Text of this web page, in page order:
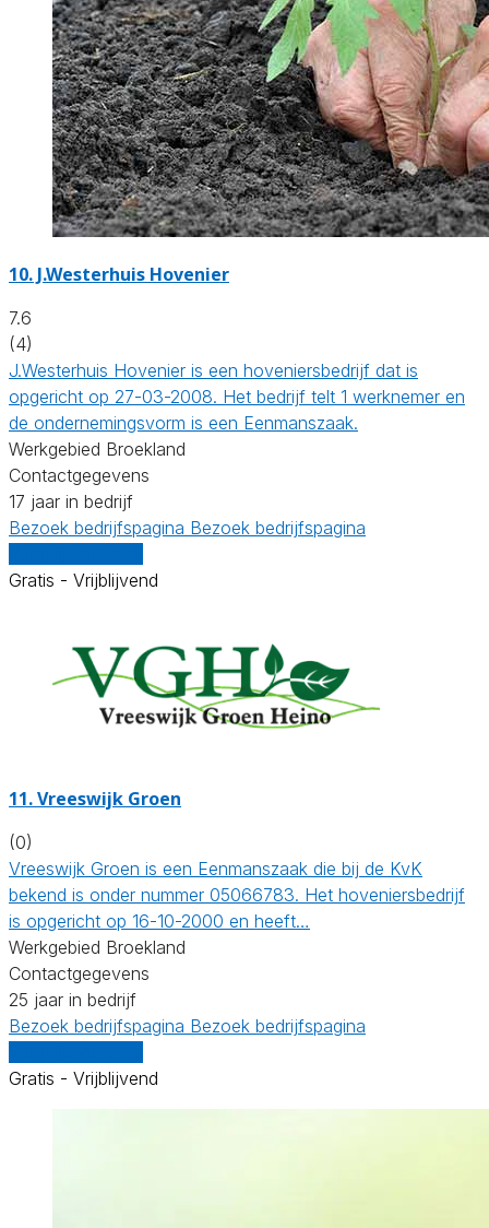
10. J.Westerhuis Hovenier
7.6
(4)
J.Westerhuis Hovenier is een hoveniersbedrijf dat is
opgericht op 27-03-2008. Het bedrijf telt 1 werknemer en
de ondernemingsvorm is een Eenmanszaak.
Werkgebied Broekland
Contactgegevens
17 jaar in bedrijf
Bezoek bedrijfspagina Bezoek bedrijfspagina
Gratis - Vrijblijvend
11.Vreeswijk Groen
(0)
Vreeswijk Groen is een Eenmanszaak die bij de KvK
bekend is onder nummer 05066783. Het hoveniersbedrijf
is opgericht op 16-10-2000 en heeft…
Werkgebied Broekland
Contactgegevens
25 jaar in bedrijf
Bezoek bedrijfspagina Bezoek bedrijfspagina
Gratis - Vrijblijvend